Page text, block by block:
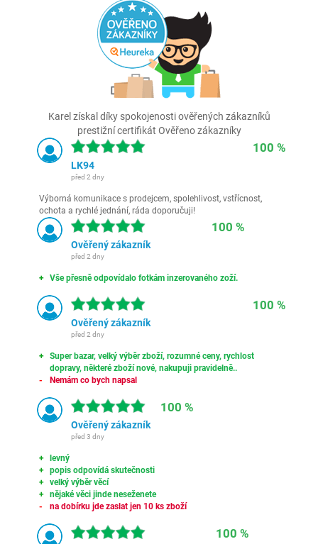
Karel získal díky spokojenosti ověřených zákazníků
prestižní certifikát Ověřeno zákazníky
100 %
LK94
před 2 dny
Výborná komunikace s prodejcem, spolehlivost, vstřícnost,
ochota a rychlé jednání, ráda doporučuji!
100 %
Ověřený zákazník
před 2 dny
Vše přesně odpovídalo fotkám inzerovaného zoží.
100 %
Ověřený zákazník
před 2 dny
Super bazar, velký výběr zboží, rozumné ceny, rychlost
dopravy, některé zboží nové, nakupuji pravidelně..
Nemám co bych napsal
100 %
Ověřený zákazník
před 3 dny
levný
popis odpovídá skutečnosti
velký výběr věcí
nějaké věci jinde neseženete
na dobírku jde zaslat jen 10 ks zboží
100 %